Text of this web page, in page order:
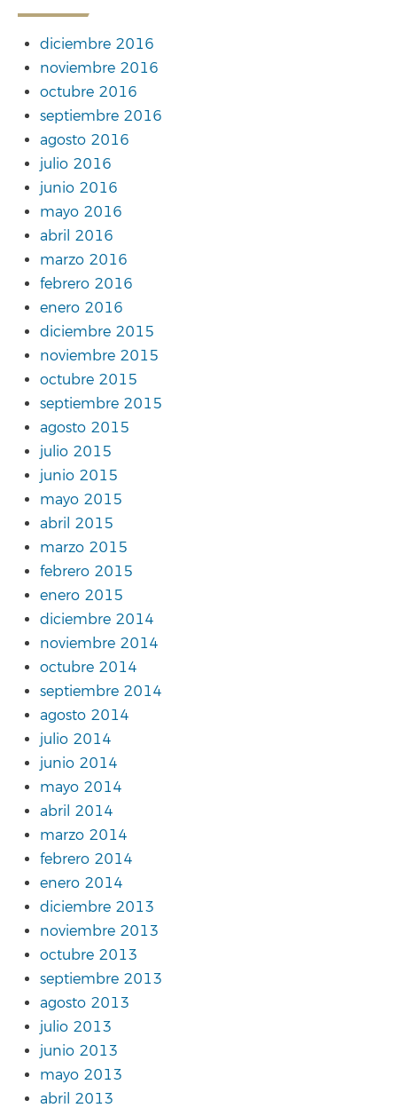
diciembre 2016
noviembre 2016
octubre 2016
septiembre 2016
agosto 2016
julio 2016
junio 2016
mayo 2016
abril 2016
marzo 2016
febrero 2016
enero 2016
diciembre 2015
noviembre 2015
octubre 2015
septiembre 2015
agosto 2015
julio 2015
junio 2015
mayo 2015
abril 2015
marzo 2015
febrero 2015
enero 2015
diciembre 2014
noviembre 2014
octubre 2014
septiembre 2014
agosto 2014
julio 2014
junio 2014
mayo 2014
abril 2014
marzo 2014
febrero 2014
enero 2014
diciembre 2013
noviembre 2013
octubre 2013
septiembre 2013
agosto 2013
julio 2013
junio 2013
mayo 2013
abril 2013